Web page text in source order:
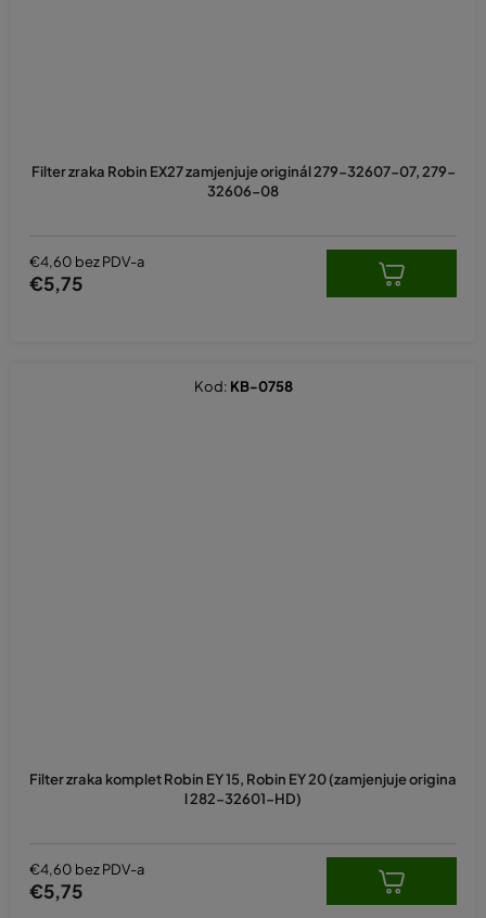
Filter zraka Robin EX27 zamjenjuje originál 279-32607-07, 279-
32606-08
€4,60 bez PDV-a
€5,75
Filter zraka komplet Robin EY 15, Robin EY 20 (zamjenjuje origina
l 282-32601-HD)
€4,60 bez PDV-a
€5,75
Kod: KB-0758